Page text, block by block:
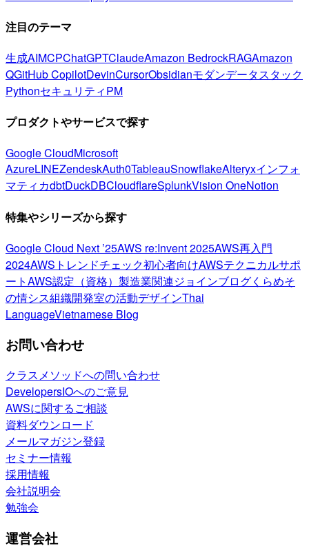
注目のテーマ
生成AIMCPChatGPTClaudeAmazon BedrockRAGAmazon
QGitHub CopilotDevinCursorObsidianモダンデータスタック
PythonセキュリティPM
プロダクトやサービスで探す
Google CloudMicrosoft
AzureLINEZendeskAuth0TableauSnowflakeAlteryxインフォ
マティカdbtDuckDBCloudflareSplunkVision OneNotion
特集やシリーズから探す
Google Cloud Next ’25AWS re:Invent 2025AWS再入門
2024AWSトレンドチェック初心者向けAWSテクニカルサポ
ートAWS認定（資格） 製造業関連ジョインブログくらめそ
の情シス組織開発室の活動デザインThai
LanguageVietnamese Blog
お問い合わせ
クラスメソッドへの問い合わせ
DevelopersIOへのご意見
AWSに関するご相談
資料ダウンロード
メールマガジン登録
セミナー情報
採用情報
会社説明会
勉強会
運営会社